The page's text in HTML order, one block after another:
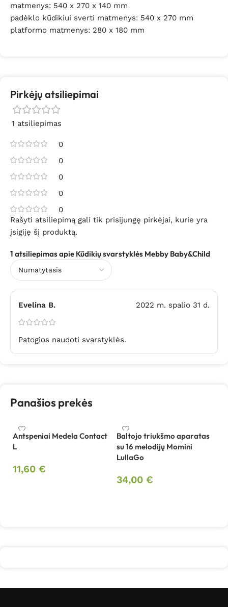
matmenys: 540 x 270 x 140 mm
padėklo kūdikiui sverti matmenys: 540 x 270 mm
platformo matmenys: 280 x 180 mm
Pirkėjų atsiliepimai
1 atsiliepimas
0
0
0
0
0
1 atsiliepimas apie Kūdikių svarstyklės Mebby Baby&Child
Evelina B. 2022 m. spalio 31 d.
Patogios naudoti svarstyklės.
Rašyti atsiliepimą gali tik prisijungę pirkėjai, kurie yra
įsigiję šį produktą.
Panašios prekės
Antspeniai Medela Contact
L
11,60 €
Baltojo triukšmo aparatas
su 16 melodijų Momini
LullaGo
34,00 €